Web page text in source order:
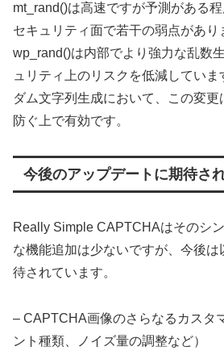
mt_rand()は高速ですが予測がある程
セキュリティ面で若干の弱点があり
wp_rand()は内部でより強力な乱数
ュリティ上のリスクを低減してい
ダム文字列生成において、この変
防ぐ上で有効です。
今後のアップデートに期待さ
Really Simple CAPTCHAはそのシ
な機能追加は少ないですが、今後は
待されています。
– CAPTCHA画像のさらなるカスタ
ント種類、ノイズ量の調整など）